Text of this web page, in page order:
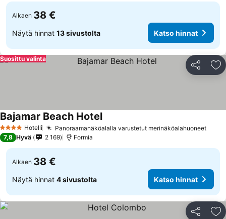
Alkaen 38 €
Näytä hinnat 13 sivustolta Katso hinnat
Jaa
Suosittu valinta
4 Tähtiluokitus
Hotelli Panoraamanäköalalla varustetut merinäköalahuoneet
Bajamar Beach Hotel
7,8 Hyvä 2 169 Formia
Alkaen 38 €
Näytä hinnat 4 sivustolta Katso hinnat
Jaa